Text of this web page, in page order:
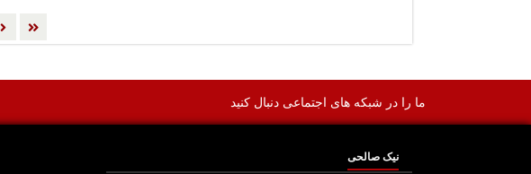
ما را در شبکه های اجتماعی دنبال کنید
نیک صالحی